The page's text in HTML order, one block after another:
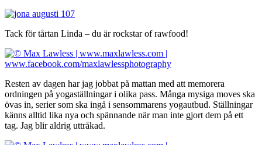
Tack för tårtan Linda – du är rockstar of rawfood!
Resten av dagen har jag jobbat på mattan med att memorera
ordningen på yogaställningar i olika pass. Många mysiga moves ska
övas in, serier som ska ingå i sensommarens yogautbud. Ställningar
känns alltid lika nya och spännande när man inte gjort dem på ett
tag. Jag blir aldrig uttråkad.